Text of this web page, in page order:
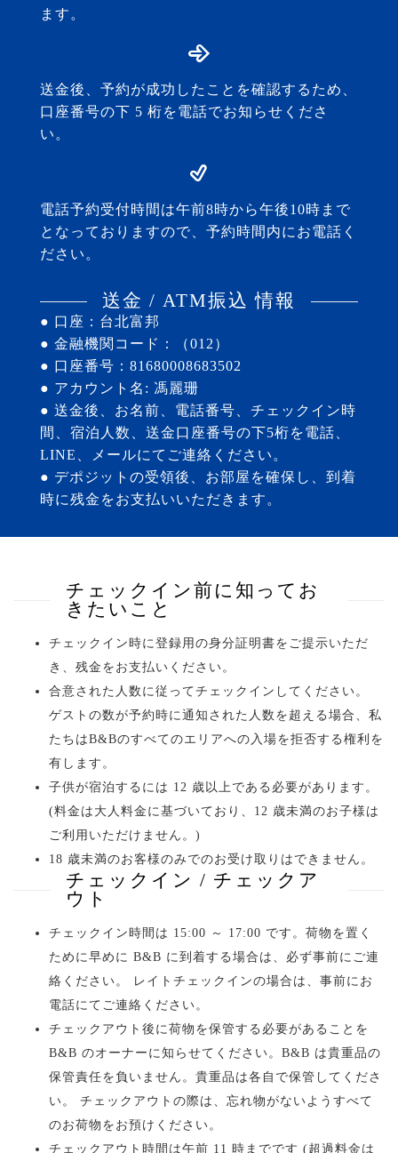
ます。
送金後、予約が成功したことを確認するため、
口座番号の下 5 桁を電話でお知らせくださ
い。
電話予約受付時間は午前8時から午後10時まで
となっておりますので、予約時間内にお電話く
ださい。
送金 / ATM振込 情報
● 口座：台北富邦
● 金融機関コード：（012）
● 口座番号：81680008683502
● アカウント名: 馮麗珊
● 送金後、お名前、電話番号、チェックイン時
間、宿泊人数、送金口座番号の下5桁を電話、
LINE、メールにてご連絡ください。
● デポジットの受領後、お部屋を確保し、到着
時に残金をお支払いいただきます。
チェックイン前に知ってお
きたいこと
チェックイン時に登録用の身分証明書をご提示いただ
き、残金をお支払いください。
合意された人数に従ってチェックインしてください。
ゲストの数が予約時に通知された人数を超える場合、私
たちはB&Bのすべてのエリアへの入場を拒否する権利を
有します。
子供が宿泊するには 12 歳以上である必要があります。
(料金は大人料金に基づいており、12 歳未満のお子様は
ご利用いただけません。)
18 歳未満のお客様のみでのお受け取りはできません。
チェックイン / チェックア
ウト
チェックイン時間は 15:00 ～ 17:00 です。荷物を置く
ために早めに B&B に到着する場合は、必ず事前にご連
絡ください。 レイトチェックインの場合は、事前にお
電話にてご連絡ください。
チェックアウト後に荷物を保管する必要があることを
B&B のオーナーに知らせてください。B&B は貴重品の
保管責任を負いません。貴重品は各自で保管してくださ
い。 チェックアウトの際は、忘れ物がないようすべて
のお荷物をお預けください。
チェックアウト時間は午前 11 時までです (超過料金は